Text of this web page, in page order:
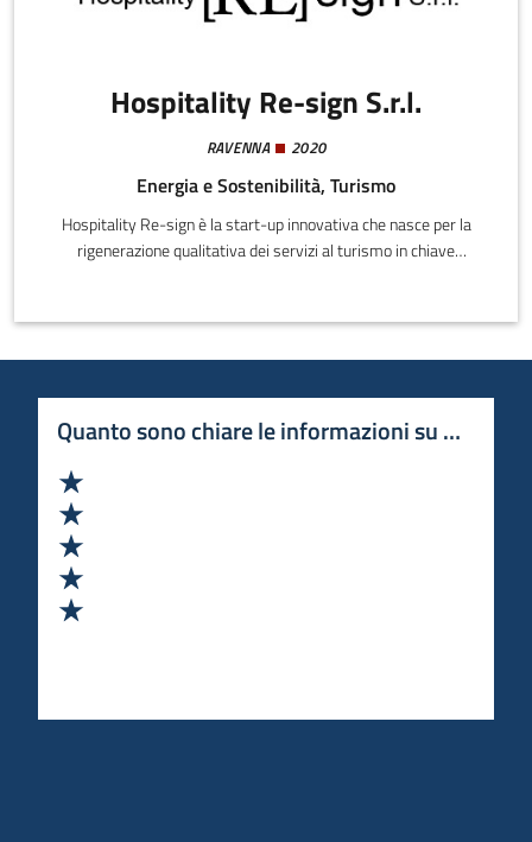
Hospitality Re-sign S.r.l.
RAVENNA 2020
Energia e Sostenibilità, Turismo
Hospitality Re-sign è la start-up innovativa che nasce per la
rigenerazione qualitativa dei servizi al turismo in chiave
l'iscrizione ad un portale hospitality su tre livelli qualitativi.Cuore
del concept un restyling certificato ad hoc in un sistema 'rete'
Quanto sono chiare le informazioni su questa